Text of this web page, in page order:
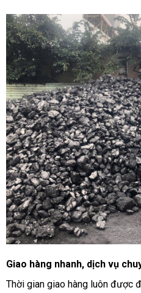
Giao hàng nhanh, dịch vụ
Thời gian giao hàng luôn được